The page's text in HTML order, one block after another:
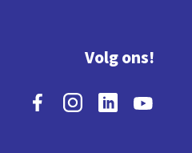
Volg ons!